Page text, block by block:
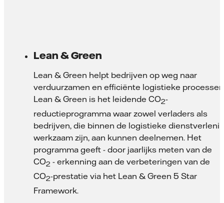
Lean & Green
Lean & Green helpt bedrijven op weg naar
verduurzamen en efficiënte logistieke
Lean & Green is het leidende CO2-
reductieprogramma waar zowel verladers als
bedrijven, die binnen de logistieke
werkzaam zijn, aan kunnen deelnemen. Het
programma geeft - door jaarlijks meten van de
CO2 - erkenning aan de verbeteringen van de
CO2-prestatie via het Lean & Green 5 Star
Framework.